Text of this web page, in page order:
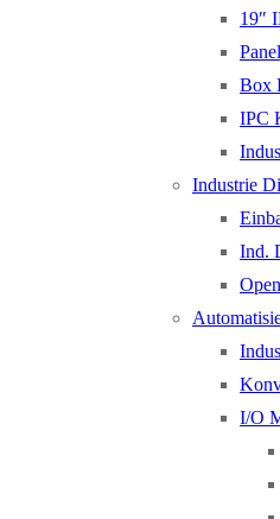
19″
Box
IPC
Industrie
Ind.
I/O